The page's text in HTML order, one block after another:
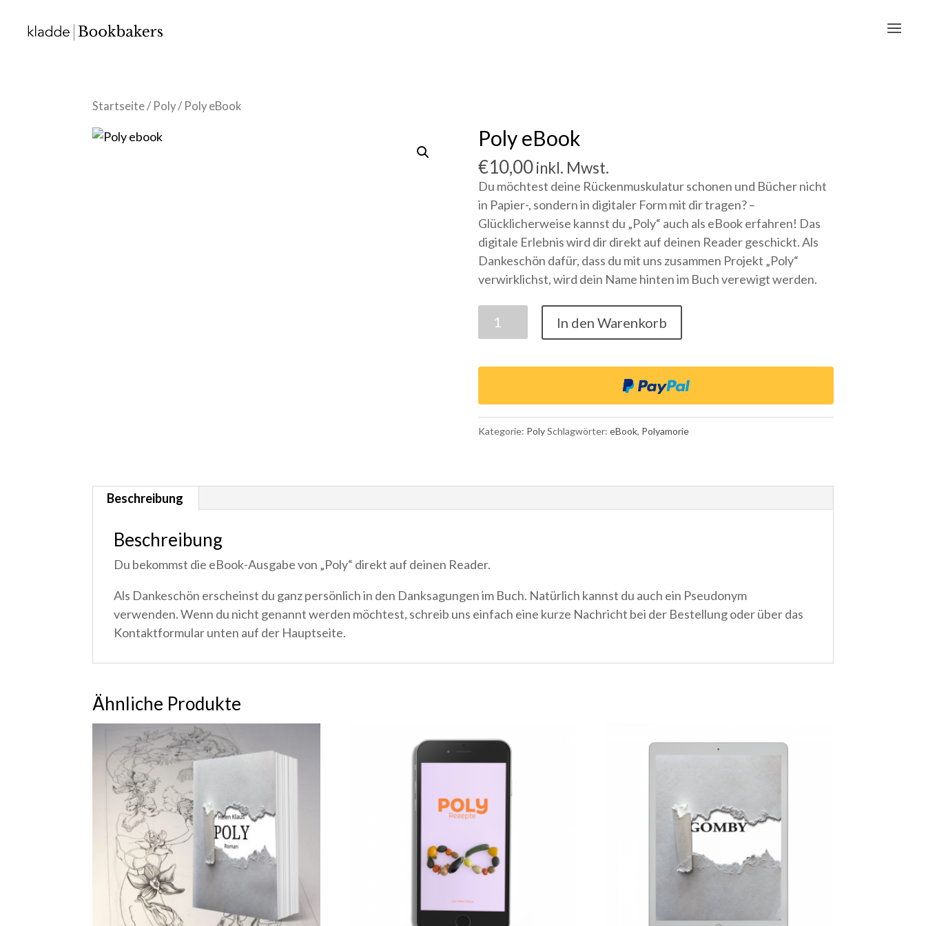
Startseite/ Poly/ Poly eBook
Poly eBook
€10,00 inkl. Mwst.
Du möchtest deine Rückenmuskulatur schonen und Bücher nicht
in Papier-, sondern in digitaler Form mit dir tragen? –
Glücklicherweise kannst du „Poly“ auch als eBook erfahren! Das
digitale Erlebnis wird dir direkt auf deinen Reader geschickt. Als
Dankeschön dafür, dass du mit uns zusammen Projekt „Poly“
verwirklichst, wird dein Name hinten im Buch verewigt werden.
eBook
In den Warenkorb
Kategorie: Poly Schlagwörter: eBook, Polyamorie
Beschreibung
Beschreibung
Du bekommst die eBook-Ausgabe von „Poly“ direkt auf deinen Reader.
Als Dankeschön erscheinst du ganz persönlich in den Danksagungen im Buch. Natürlich kannst du auch ein Pseudonym
verwenden. Wenn du nicht genannt werden möchtest, schreib uns einfach eine kurze Nachricht bei der Bestellung oder über das
Kontaktformular unten auf der Hauptseite.
Ähnliche Produkte